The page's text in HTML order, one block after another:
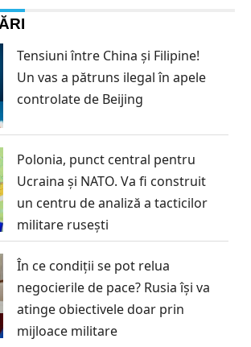
Tensiuni între China și Filipine!
Un vas a pătruns ilegal în apele
controlate de Beijing
Polonia, punct central pentru
Ucraina și NATO. Va fi construit
un centru de analiză a tacticilor
militare rusești
În ce condiții se pot relua
negocierile de pace? Rusia își va
atinge obiectivele doar prin
mijloace militare